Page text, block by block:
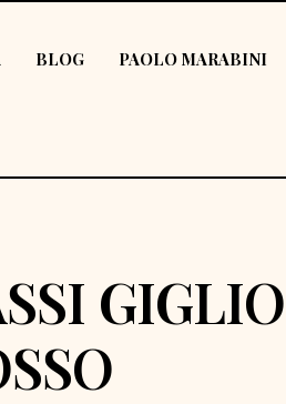
BLOG PAOLO MARABINI
GIGLIO